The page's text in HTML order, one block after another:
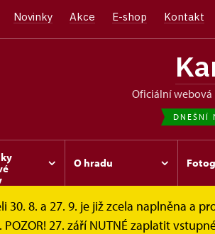
Novinky Akce E-shop Kontakt
oficiální
DNEŠNÍ
O hradu
8. a 27. 9. je již zcela naplněna a
27. září NUTNÉ zaplatit
letní noc 26. 7. 2025